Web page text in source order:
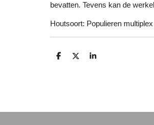
bevatten. Tevens kan de
Houtsoort: Populieren
D
D
S